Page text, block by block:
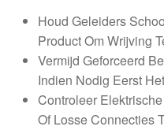
Houd Geleiders
Product Om Wrijving
Vermijd Geforceerd
Indien Nodig Eerst
Controleer
Of Losse Connecties